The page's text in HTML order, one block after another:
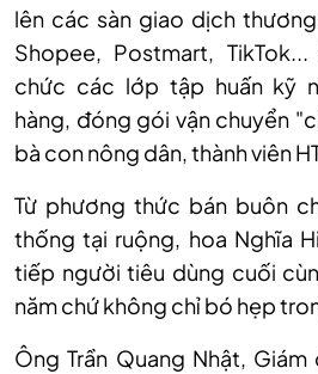
lên các sàn giao dịch
Shopee, Postmart,
chức các lớp tập huấn kỹ
hàng, đóng gói vận chuyển
bà con nông dân, thành viên
Từ phương thức bán buôn
thống tại ruộng, hoa Nghĩa
tiếp người tiêu dùng cuối
năm chứ không chỉ bó hẹp
Ông Trần Quang Nhật, Giám